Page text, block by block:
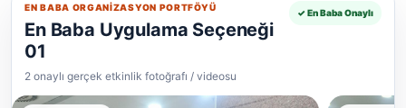
EN BABA ORGANIZASYON PORTFÖYÜ
En Baba Uygulama Seçeneği
01
2 onaylı gerçek etkinlik fotoğrafı / videosu
✓ En Baba Onaylı